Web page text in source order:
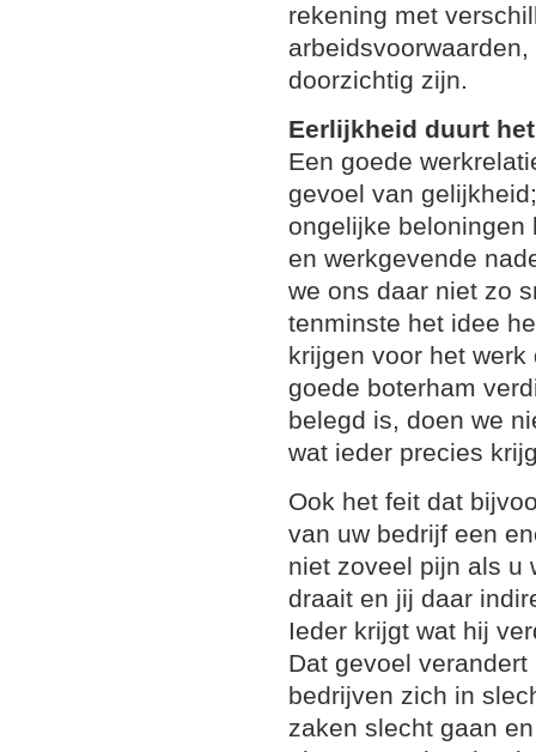
rekening met
doorzichtig zijn.
Eerlijkheid duurt
Een goede
gevoel van
ongelijke beloningen
en werkgevende
we ons daar niet zo
tenminste het idee
krijgen voor het
goede boterham
belegd is, doen we
wat ieder precies
Ook het feit dat
van uw bedrijf een
niet zoveel pijn als u
draait en jij daar
Ieder krijgt wat hij
Dat gevoel
bedrijven zich in
zaken slecht gaan